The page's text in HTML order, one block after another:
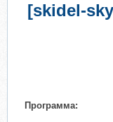
[skidel-
Программа: